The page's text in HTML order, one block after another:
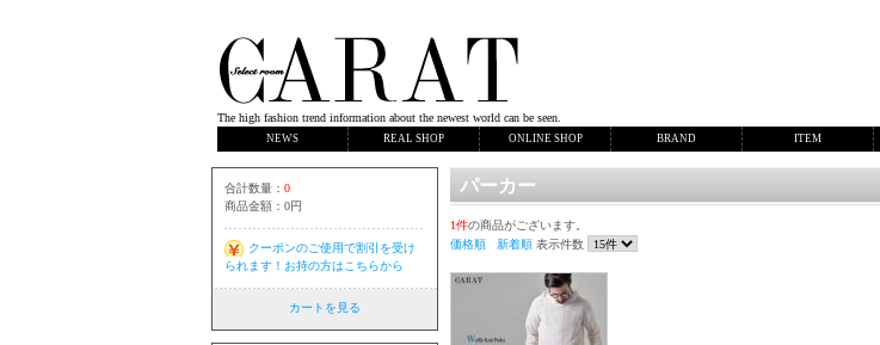
The high fashion trend information about the newest world can be seen.
NEWS REAL SHOP ONLINE SHOP BRAND ITEM
合計数量： 0
商品金額： 0円
クーポンのご使用で割引を受け
られます！お持の方はこちらから
カートを見る
パーカー
1件の商品がございます。
価格順
新着順 表示件数